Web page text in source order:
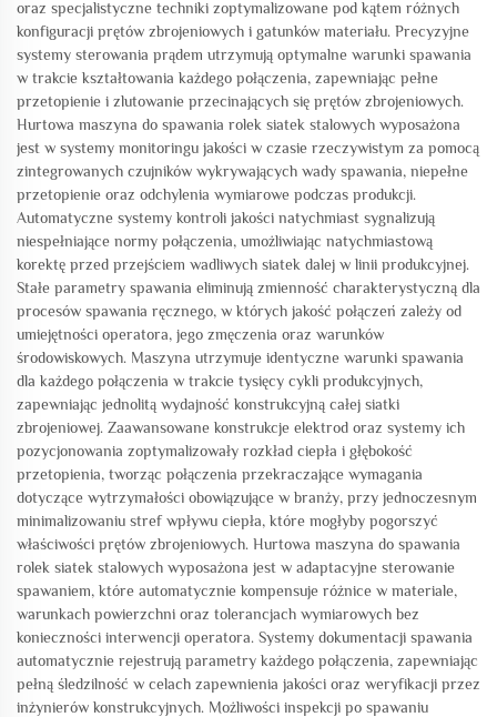
oraz specjalistyczne techniki zoptymalizowane pod kątem różnych
konfiguracji prętów zbrojeniowych i gatunków materiału. Precyzyjne
systemy sterowania prądem utrzymują optymalne warunki spawania
w trakcie kształtowania każdego połączenia, zapewniając pełne
przetopienie i zlutowanie przecinających się prętów zbrojeniowych.
Hurtowa maszyna do spawania rolek siatek stalowych wyposażona
jest w systemy monitoringu jakości w czasie rzeczywistym za pomocą
zintegrowanych czujników wykrywających wady spawania, niepełne
przetopienie oraz odchylenia wymiarowe podczas produkcji.
Automatyczne systemy kontroli jakości natychmiast sygnalizują
niespełniające normy połączenia, umożliwiając natychmiastową
korektę przed przejściem wadliwych siatek dalej w linii produkcyjnej.
Stałe parametry spawania eliminują zmienność charakterystyczną dla
procesów spawania ręcznego, w których jakość połączeń zależy od
umiejętności operatora, jego zmęczenia oraz warunków
środowiskowych. Maszyna utrzymuje identyczne warunki spawania
dla każdego połączenia w trakcie tysięcy cykli produkcyjnych,
zapewniając jednolitą wydajność konstrukcyjną całej siatki
zbrojeniowej. Zaawansowane konstrukcje elektrod oraz systemy ich
pozycjonowania zoptymalizowały rozkład ciepła i głębokość
przetopienia, tworząc połączenia przekraczające wymagania
dotyczące wytrzymałości obowiązujące w branży, przy jednoczesnym
minimalizowaniu stref wpływu ciepła, które mogłyby pogorszyć
właściwości prętów zbrojeniowych. Hurtowa maszyna do spawania
rolek siatek stalowych wyposażona jest w adaptacyjne sterowanie
spawaniem, które automatycznie kompensuje różnice w materiale,
warunkach powierzchni oraz tolerancjach wymiarowych bez
konieczności interwencji operatora. Systemy dokumentacji spawania
automatycznie rejestrują parametry każdego połączenia, zapewniając
pełną śledzilność w celach zapewnienia jakości oraz weryfikacji przez
inżynierów konstrukcyjnych. Możliwości inspekcji po spawaniu